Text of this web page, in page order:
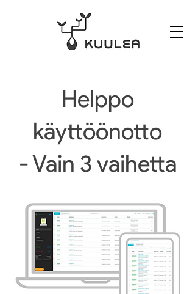
Helppo
käyttöönotto
- Vain 3 vaihetta